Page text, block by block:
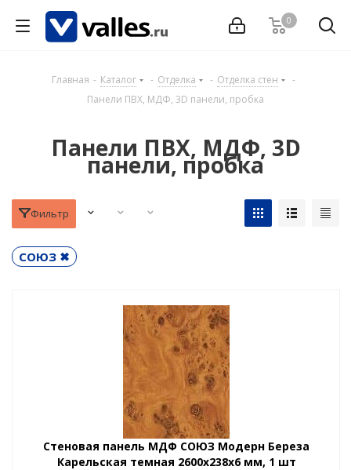
0
Главная - Каталог - Отделка - Отделка стен
-
Панели ПВХ, МДФ, 3D панели, пробка
Панели ПВХ, МДФ, 3D
панели, пробка
Фильтр
СОЮЗ ✖
Стеновая панель МДФ СОЮЗ Модерн Береза
Карельская темная 2600х238х6 мм, 1 шт